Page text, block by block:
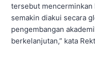
tersebut mencerminkan
semakin diakui secara
pengembangan
berkelanjutan,” kata